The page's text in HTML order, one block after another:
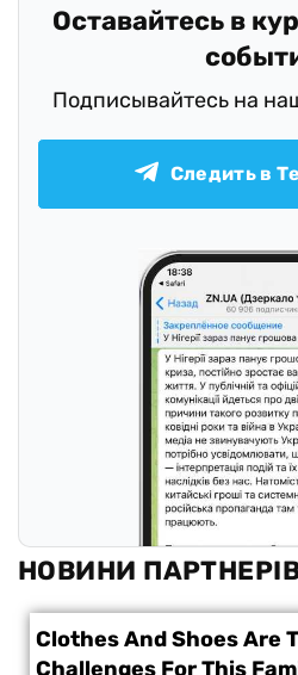
Оставайтесь в
Подписывайтесь на
Следить в